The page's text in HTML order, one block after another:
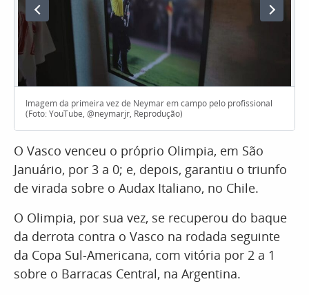
Imagem da primeira vez de Neymar em campo pelo profissional
(Foto: YouTube, @neymarjr, Reprodução)
O Vasco venceu o próprio Olimpia, em São
Januário, por 3 a 0; e, depois, garantiu o triunfo
de virada sobre o Audax Italiano, no Chile.
O Olimpia, por sua vez, se recuperou do baque
da derrota contra o Vasco na rodada seguinte
da Copa Sul-Americana, com vitória por 2 a 1
sobre o Barracas Central, na Argentina.